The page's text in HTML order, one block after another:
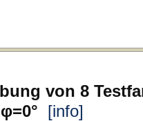
von 8
[info]